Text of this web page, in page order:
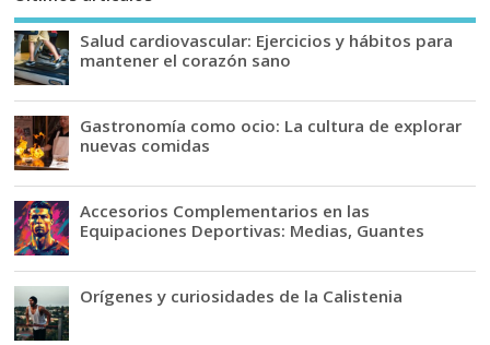
Salud cardiovascular: Ejercicios y hábitos para
mantener el corazón sano
Gastronomía como ocio: La cultura de explorar
nuevas comidas
Accesorios Complementarios en las
Equipaciones Deportivas: Medias, Guantes
Orígenes y curiosidades de la Calistenia